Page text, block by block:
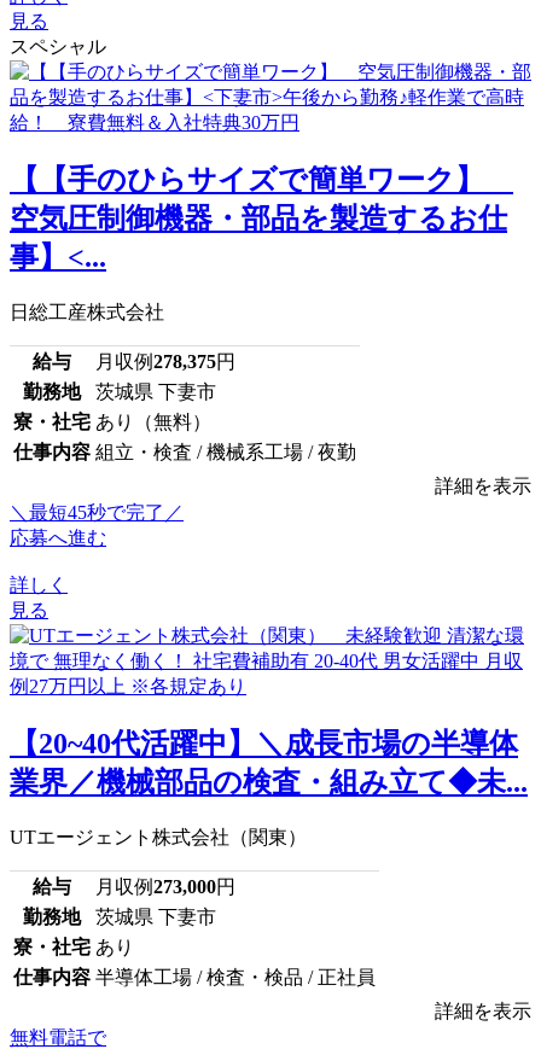
見る
スペシャル
【【手のひらサイズで簡単ワーク】
空気圧制御機器・部品を製造するお仕
事】<...
日総工産株式会社
給与 月収例278,375円
勤務地
茨城県 下妻市
寮・社宅 あり（無料）
仕事内容 組立・検査 / 機械系工場 / 夜勤
詳細を表示
＼最短45秒で完了／
応募へ進む
詳しく
見る
【20~40代活躍中】＼成長市場の半導体
業界／機械部品の検査・組み立て◆未...
UTエージェント株式会社（関東）
給与 月収例273,000円
勤務地
茨城県 下妻市
寮・社宅 あり
仕事内容 半導体工場 / 検査・検品 / 正社員
詳細を表示
無料電話で